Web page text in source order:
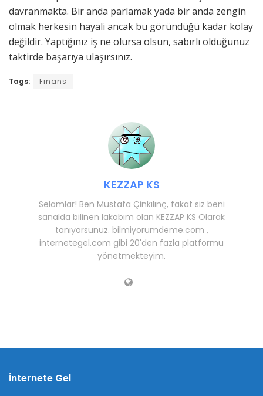
davranmakta. Bir anda parlamak yada bir anda zengin
olmak herkesin hayali ancak bu göründüğü kadar kolay
değildir. Yaptığınız iş ne olursa olsun, sabırlı olduğunuz
taktirde başarıya ulaşırsınız.
Tags: Finans
KEZZAP KS
Selamlar! Ben Mustafa Çinkılınç, fakat siz beni
sanalda bilinen lakabım olan KEZZAP KS Olarak
tanıyorsunuz. bilmiyorumdeme.com ,
internetegel.com gibi 20'den fazla platformu
yönetmekteyim.
İnternete Gel